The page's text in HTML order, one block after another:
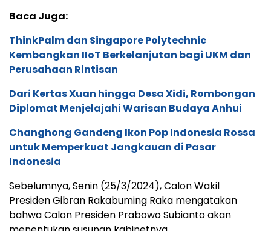
Baca Juga:
ThinkPalm dan Singapore Polytechnic
Kembangkan IIoT Berkelanjutan bagi UKM dan
Perusahaan Rintisan
Dari Kertas Xuan hingga Desa Xidi, Rombongan
Diplomat Menjelajahi Warisan Budaya Anhui
Changhong Gandeng Ikon Pop Indonesia Rossa
untuk Memperkuat Jangkauan di Pasar
Indonesia
Sebelumnya, Senin (25/3/2024), Calon Wakil
Presiden Gibran Rakabuming Raka mengatakan
bahwa Calon Presiden Prabowo Subianto akan